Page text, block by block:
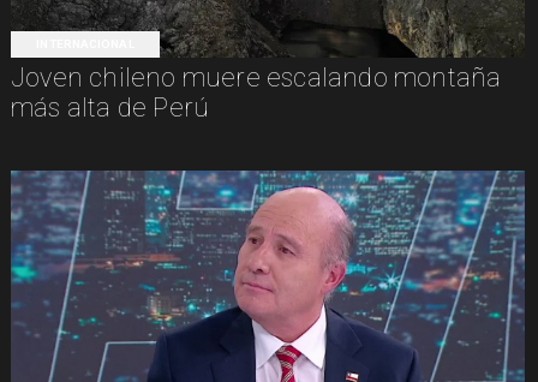
Joven chileno muere escalando montaña
más alta de Perú